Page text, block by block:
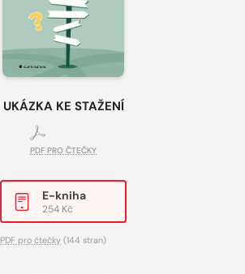
UKÁZKA KE STAŽENÍ
PDF PRO ČTEČKY
E-kniha
254 Kč
PDF pro čtečky (144 stran)